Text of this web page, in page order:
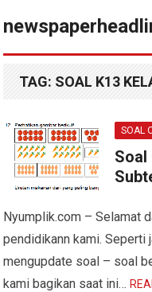
TAG: SOAL K13
SOAL
Soal
Nyumplik.com – Selamat
pendidikann kami. Seperti
mengupdate soal – soal
kami bagikan saat ini…